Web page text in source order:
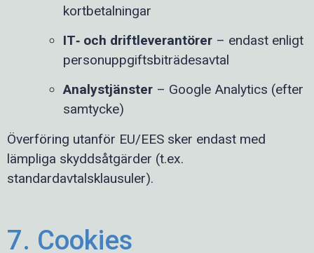
kortbetalningar
IT‑ och driftleverantörer – endast enligt
personuppgiftsbiträdesavtal
Analystjänster – Google Analytics (efter
samtycke)
Överföring utanför EU/EES sker endast med
lämpliga skyddsåtgärder (t.ex.
standardavtalsklausuler).
7. Cookies